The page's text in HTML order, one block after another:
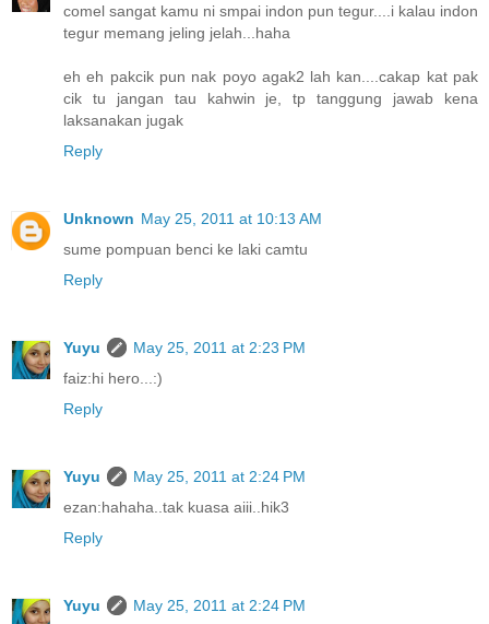
comel sangat kamu ni smpai indon pun tegur....i kalau indon
tegur memang jeling jelah...haha
eh eh pakcik pun nak poyo agak2 lah kan....cakap kat pak
cik tu jangan tau kahwin je, tp tanggung jawab kena
laksanakan jugak
Reply
Unknown May 25, 2011 at 10:13 AM
sume pompuan benci ke laki camtu
Reply
Yuyu
May 25, 2011 at 2:23 PM
faiz:hi hero...:)
Reply
Yuyu
May 25, 2011 at 2:24 PM
ezan:hahaha..tak kuasa aiii..hik3
Reply
Yuyu
May 25, 2011 at 2:24 PM